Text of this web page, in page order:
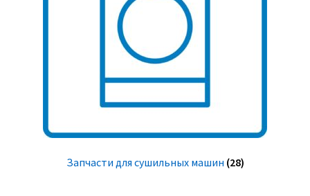
Запчасти для сушильных машин (28)